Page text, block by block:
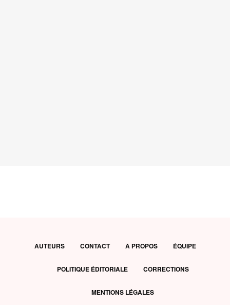
AUTEURS CONTACT À PROPOS ÉQUIPE
POLITIQUE ÉDITORIALE CORRECTIONS
MENTIONS LÉGALES